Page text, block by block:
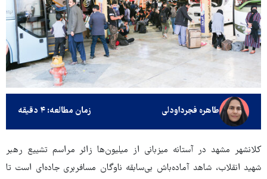
طاهره فجرداودلی زمان مطالعه: ۴ دقیقه
کلانشهر مشهد در آستانه میزبانی از میلیون‌ها زائر مراسم تشییع رهبر
شهید انقلاب، شاهد آماده‌باش بی‌سابقه ناوگان مسافربری جاده‌ای است تا